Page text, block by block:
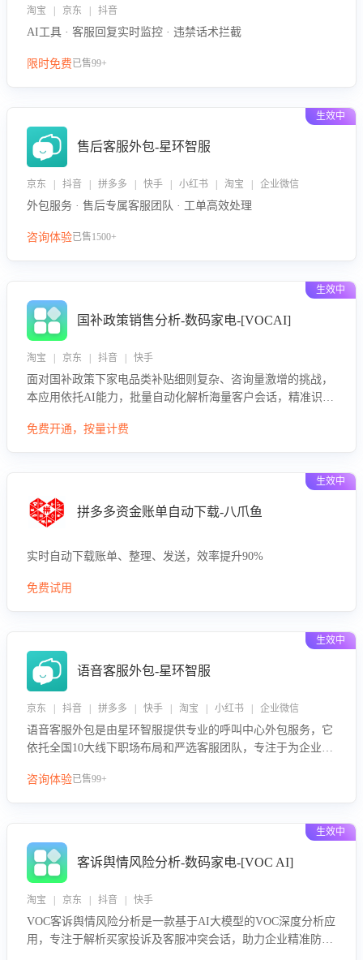
淘宝 | 京东 | 抖音
AI工具 · 客服回复实时监控 · 违禁话术拦截
限时免费已售99+
生效中
售后客服外包-星环智服
京东 | 抖音 | 拼多多 | 快手 | 小红书 | 淘宝 | 企业微信
外包服务 · 售后专属客服团队 · 工单高效处理
咨询体验已售1500+
生效中
国补政策销售分析-数码家电-[VOCAI]
淘宝 | 京东 | 抖音 | 快手
面对国补政策下家电品类补贴细则复杂、咨询量激增的挑战，
本应用依托AI能力，批量自动化解析海量客户会话，精准识别
向，深度洞察决策动因。同时全面评估客服团队政策解读准确
免费开通，按量计费
生效中
拼多多资金账单自动下载-八爪鱼
实时自动下载账单、整理、发送，效率提升90%
免费试用
生效中
语音客服外包-星环智服
京东 | 抖音 | 拼多多 | 快手 | 淘宝 | 小红书 | 企业微信
语音客服外包是由星环智服提供专业的呼叫中心外包服务，它
依托全国10大线下职场布局和严选客服团队，专注于为企业提
队和智能工具提升语音客服服务效率和质量，帮助企业实现降
咨询体验已售99+
生效中
客诉舆情风险分析-数码家电-[VOC AI]
淘宝 | 京东 | 抖音 | 快手
VOC客诉舆情风险分析是一款基于AI大模型的VOC深度分析应
用，专注于解析买家投诉及客服冲突会话，助力企业精准防控